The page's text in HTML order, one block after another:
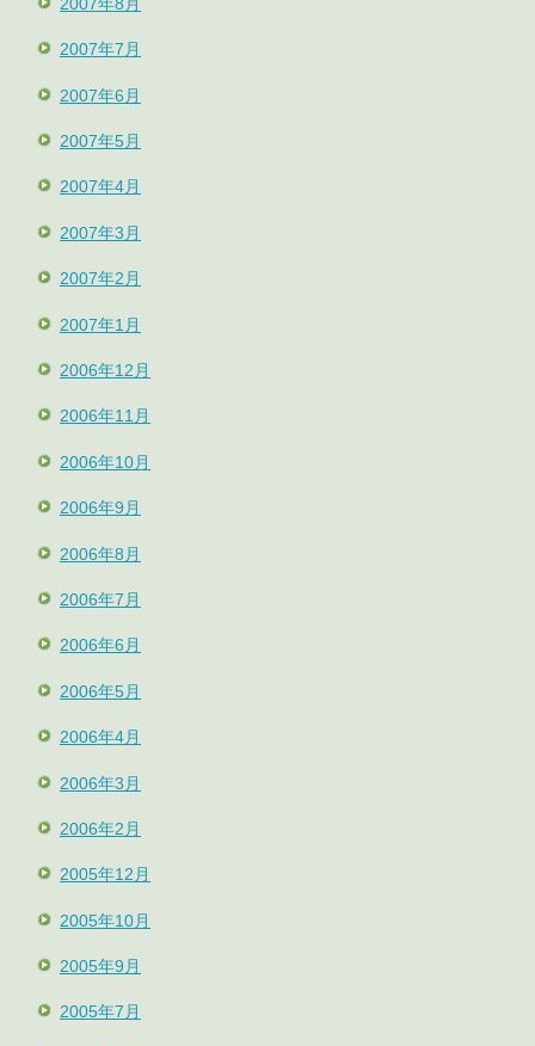
2007年7月
2007年6月
2007年5月
2007年4月
2007年3月
2007年2月
2007年1月
2006年12月
2006年11月
2006年10月
2006年9月
2006年8月
2006年7月
2006年6月
2006年5月
2006年4月
2006年3月
2006年2月
2005年12月
2005年10月
2005年9月
2005年7月